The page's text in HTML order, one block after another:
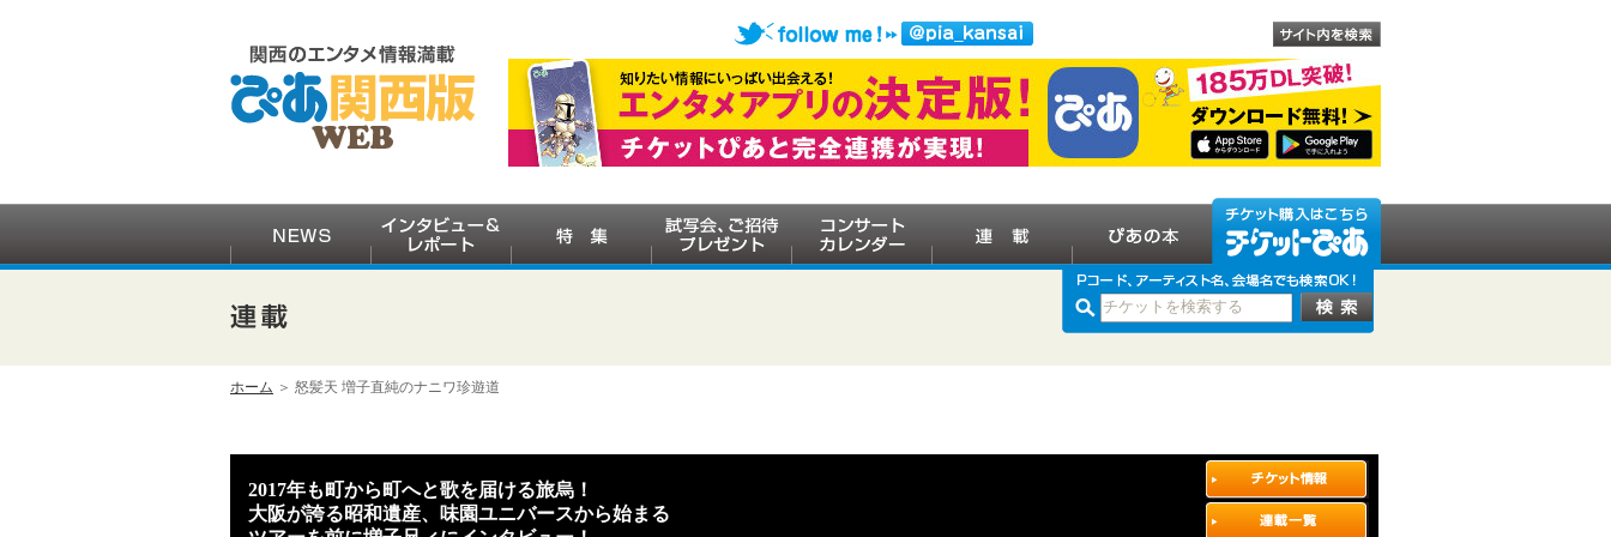
ホーム ＞ 怒髪天 増子直純のナニワ珍遊道
2017年も町から町へと歌を届ける旅烏！
大阪が誇る昭和遺産、味園ユニバースから始まる